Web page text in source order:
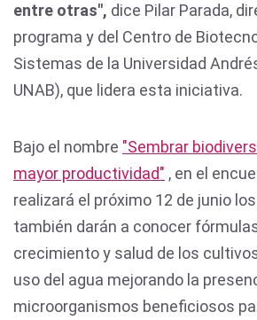
entre otras", dice Pilar Parada,
programa y del Centro de
Sistemas de la Universidad
UNAB), que lidera esta iniciativa.
Bajo el nombre "Sembrar
mayor productividad" , en el
realizará el próximo 12 de junio
también darán a conocer
crecimiento y salud de los
uso del agua mejorando la
microorganismos beneficiosos